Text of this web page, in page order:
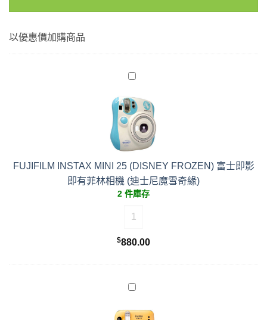
以優惠價加購商品
FUJIFILM INSTAX MINI 25 (DISNEY FROZEN) 富士即影
即有菲林相機 (迪士尼魔雪奇緣)
2 件庫存
FUJIFILM INSTAX MINI 25
$880.00